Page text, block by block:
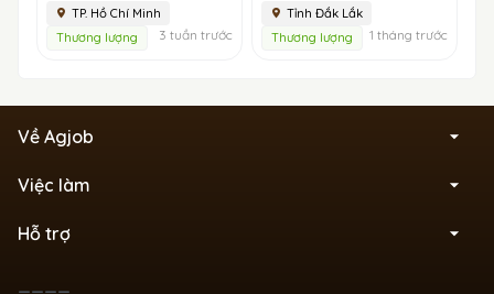
TP. Hồ Chí Minh
Thương lượng
3 tuần trước
Tỉnh Đắk Lắk
Thương lượng
1 tháng trước
Về Agjob
Việc làm
Hỗ trợ